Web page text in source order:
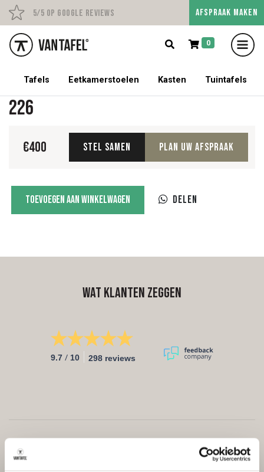
5/5 op Google Reviews Persoonlijk advies op
AFSPRAAK MAKEN
0
5% korting op een tafel met stoelen!
Tafels Eetkamerstoelen Kasten Tuintafels
226
€400 Stel samen Plan uw afspraak
aantalToevoegen aan winkelwagen Delen
Wat klanten zeggen
9.7 / 10 298 reviews